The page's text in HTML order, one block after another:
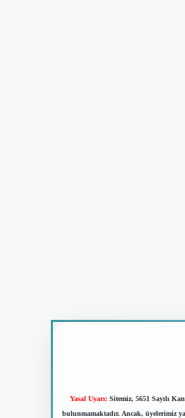
Yasal Uyarı: Sitemiz, 5651 Sayılı
bulunmamaktadır. Ancak, üyelerimiz